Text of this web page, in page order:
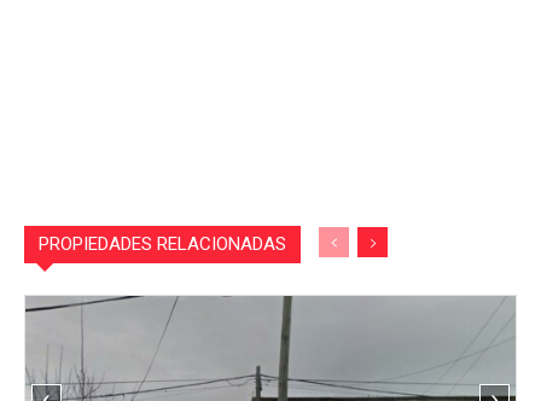
PROPIEDADES RELACIONADAS